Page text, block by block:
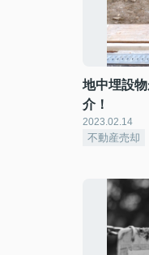
地中埋設
介！
2023.02.14
不動産売却